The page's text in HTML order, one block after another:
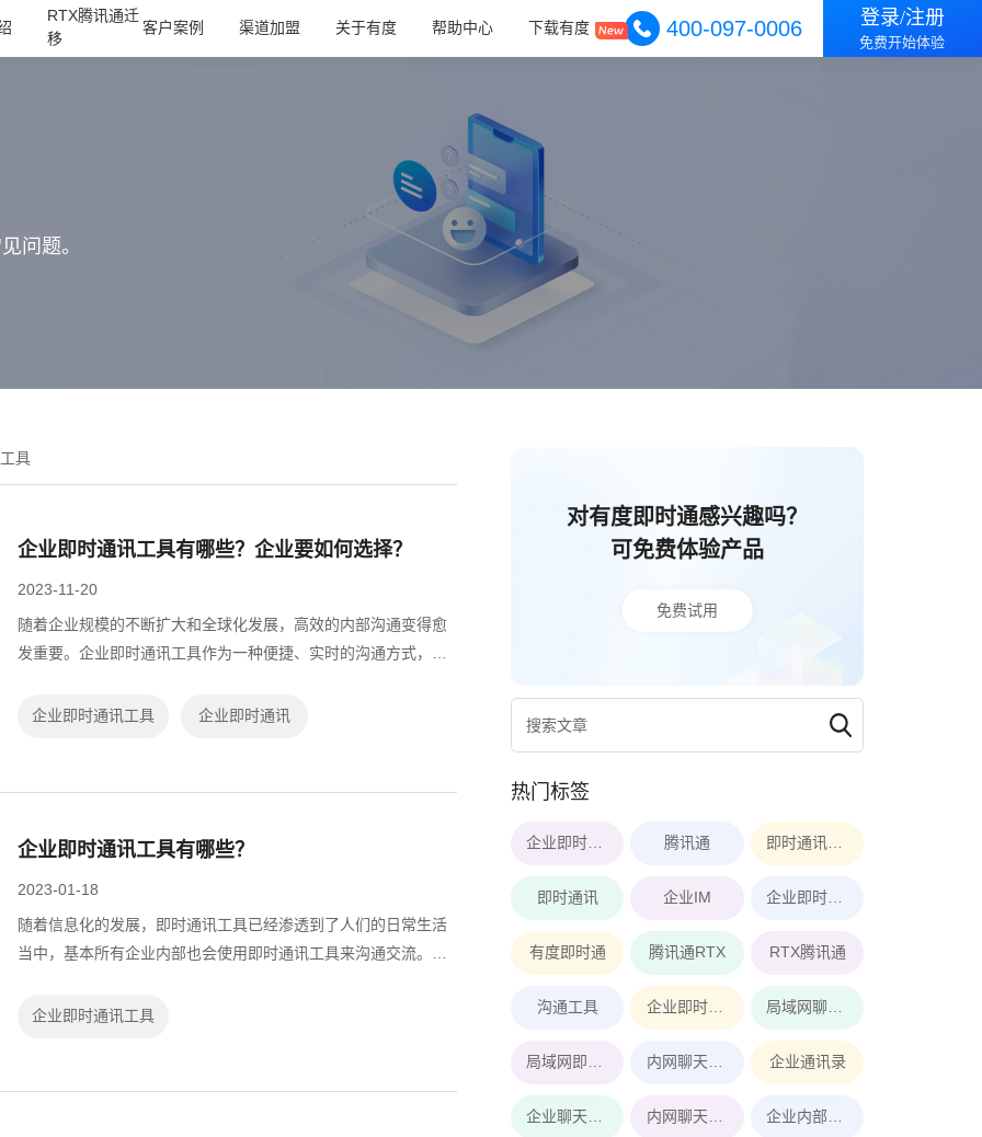
RTX腾讯通迁
移
客户案例 渠道加盟 关于有度 帮助中心 下载有度 400-097-0006 登录/注册
免费开始体验
问题。
具
企业即时通讯工具有哪些？企业要如何选择？
2023-11-20
随着企业规模的不断扩大和全球化发展，高效的内部沟通变得愈
发重要。企业即时通讯工具作为一种便捷、实时的沟通方式，受
业即时通讯工具，并探讨企业在选择...
企业即时通讯工具 企业即时通讯
企业即时通讯工具有哪些？
2023-01-18
随着信息化的发展，即时通讯工具已经渗透到了人们的日常生活
当中，基本所有企业内部也会使用即时通讯工具来沟通交流。。
具虽然能够解决企业内部一部分的沟...
企业即时通讯工具
对有度即时通感兴趣吗？
可免费体验产品
免费试用
热门标签
企业即时通讯软件 腾讯通 即时通讯软件
即时通讯 企业IM 企业即时通讯
有度即时通 腾讯通RTX RTX腾讯通
沟通工具 企业即时通讯工具 局域网聊天软件
局域网即时通讯 内网聊天软件 企业通讯录
企业聊天软件 内网聊天工具 企业内部即时通讯软件